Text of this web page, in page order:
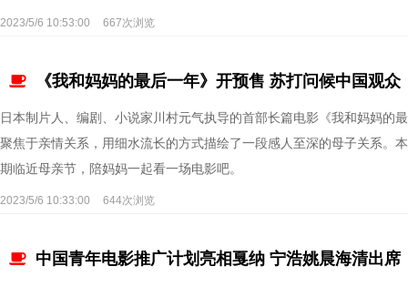
2023/5/6 10:53:00 667次浏览
《我和妈妈的最后一年》开预售 苏打问候中国观众
日本制片人、编剧、小说家川村元气执导的首部长篇电影《我和妈妈的
聚焦于亲情关系，用细水流长的方式描绘了一段感人至深的母子关系。
期临近母亲节，陪妈妈一起看一场电影吧。
2023/5/6 10:33:00 644次浏览
中国青年电影推广计划亮相戛纳 宁浩姚晨海清出席